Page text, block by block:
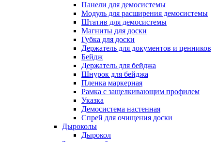
Панели для демосистемы
Модуль для расширения демосистемы
Штатив для демосистемы
Магниты для доски
Губка для доски
Держатель для документов и ценников
Бейдж
Держатель для бейджа
Шнурок для бейджа
Пленка маркерная
Рамка с защелкивающим профилем
Указка
Демосистема настенная
Спрей для очищения доски
Дыроколы
Дырокол